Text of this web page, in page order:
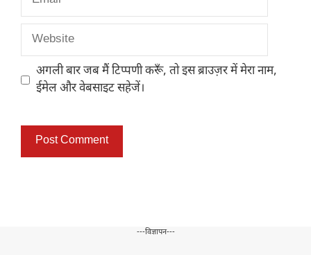
Website
अगली बार जब मैं टिप्पणी करूँ, तो इस ब्राउज़र में मेरा नाम,
ईमेल और वेबसाइट सहेजें।
---विज्ञापन---